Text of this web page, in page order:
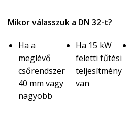
Mikor válasszuk a DN 32-t?
Ha a
meglévő
csőrendszer
40 mm vagy
nagyobb
Ha 15 kW
feletti fűtési
teljesítmény
van